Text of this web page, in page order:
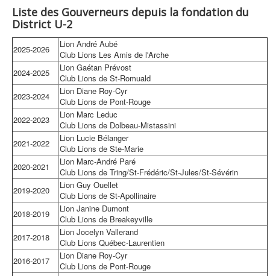
Liste des Gouverneurs depuis la fondation du
District U-2
2025-2026
Lion André Aubé
Club Lions Les Amis de l'Arche
2024-2025
Lion Gaétan Prévost
Club Lions de St-Romuald
2023-2024
Lion Diane Roy-Cyr
Club Lions de Pont-Rouge
2022-2023
Lion Marc Leduc
Club Lions de Dolbeau-Mistassini
2021-2022
Lion Lucie Bélanger
Club Lions de Ste-Marie
2020-2021
Lion Marc-André Paré
Club Lions de Tring/St-Frédéric/St-Jules/St-Sévérin
2019-2020
Lion Guy Ouellet
Club Lions de St-Apollinaire
2018-2019
Lion Janine Dumont
Club Lions de Breakeyville
2017-2018
Lion Jocelyn Vallerand
Club Lions Québec-Laurentien
2016-2017
Lion Diane Roy-Cyr
Club Lions de Pont-Rouge